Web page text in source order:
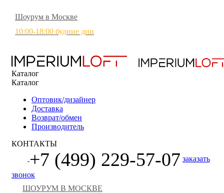
Шоурум в Москве
10:00-18:00 будние дни
Каталог
Каталог
Оптовик/дизайнер
Доставка
Возврат/обмен
Производитель
КОНТАКТЫ
+7 (499) 229-57-07 заказать
звонок
ШОУРУМ В МОСКВЕ